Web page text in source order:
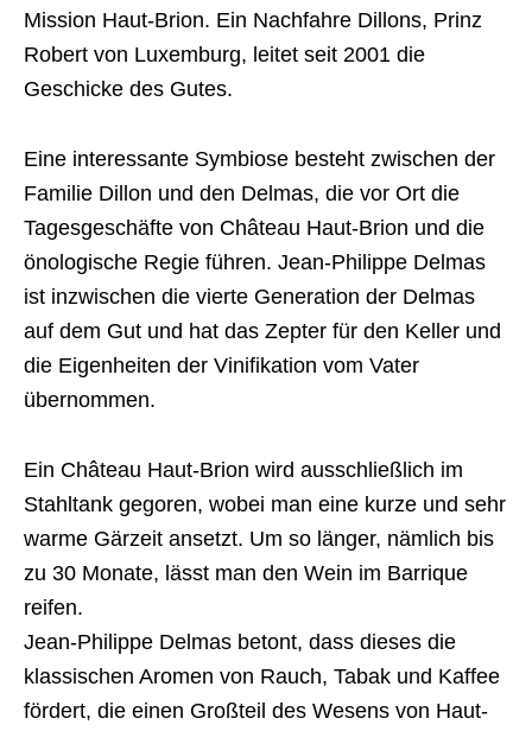
Mission Haut-Brion. Ein Nachfahre Dillons, Prinz
Robert von Luxemburg, leitet seit 2001 die
Geschicke des Gutes.
Eine interessante Symbiose besteht zwischen der
Familie Dillon und den Delmas, die vor Ort die
Tagesgeschäfte von Château Haut-Brion und die
önologische Regie führen. Jean-Philippe Delmas
ist inzwischen die vierte Generation der Delmas
auf dem Gut und hat das Zepter für den Keller und
die Eigenheiten der Vinifikation vom Vater
übernommen.
Ein Château Haut-Brion wird ausschließlich im
Stahltank gegoren, wobei man eine kurze und sehr
warme Gärzeit ansetzt. Um so länger, nämlich bis
zu 30 Monate, lässt man den Wein im Barrique
reifen.
Jean-Philippe Delmas betont, dass dieses die
klassischen Aromen von Rauch, Tabak und Kaffee
fördert, die einen Großteil des Wesens von Haut-